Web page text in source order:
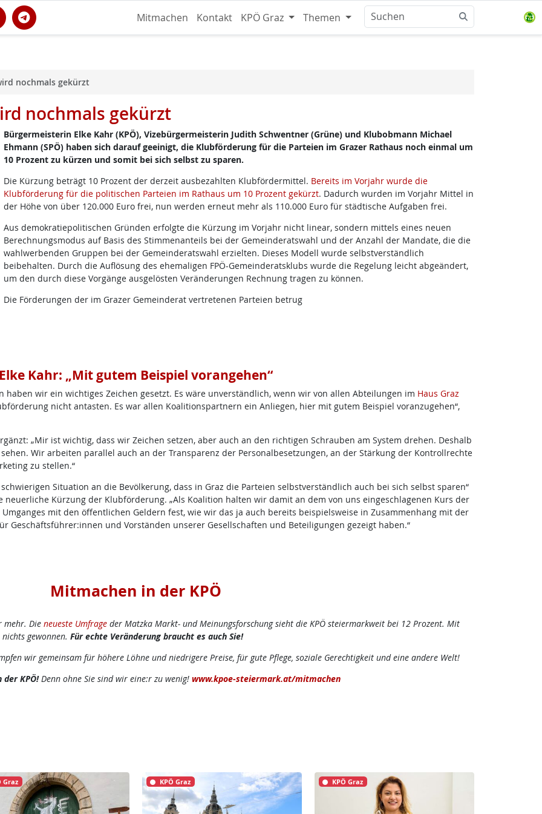
Mitmachen Kontakt KPÖ Graz Themen
nochmals gekürzt
nochmals gekürzt
Bürgermeisterin Elke Kahr (KPÖ), Vizebürgermeisterin Judith Schwentner (Grüne) und Klubobmann Michael
Ehmann (SPÖ) haben sich darauf geeinigt, die Klubförderung für die Parteien im Grazer Rathaus noch einmal um
10 Prozent zu kürzen und somit bei sich selbst zu sparen.
Die Kürzung beträgt 10 Prozent der derzeit ausbezahlten Klubfördermittel. Bereits im Vorjahr wurde die
Klubförderung für die politischen Parteien im Rathaus um 10 Prozent gekürzt. Dadurch wurden im Vorjahr Mittel in
der Höhe von über 120.000 Euro frei, nun werden erneut mehr als 110.000 Euro für städtische Aufgaben frei.
Aus demokratiepolitischen Gründen erfolgte die Kürzung im Vorjahr nicht linear, sondern mittels eines neuen
Berechnungsmodus auf Basis des Stimmenanteils bei der Gemeinderatswahl und der Anzahl der Mandate, die die
wahlwerbenden Gruppen bei der Gemeinderatswahl erzielten. Dieses Modell wurde selbstverständlich
beibehalten. Durch die Auflösung des ehemaligen FPÖ-Gemeinderatsklubs wurde die Regelung leicht abgeändert,
um den durch diese Vorgänge ausgelösten Veränderungen Rechnung tragen zu können.
Die Förderungen der im Grazer Gemeinderat vertretenen Parteien betrug
Kahr: „Mit gutem Beispiel vorangehen“
wir ein wichtiges Zeichen gesetzt. Es wäre unverständlich, wenn wir von allen Abteilungen im Haus Graz
nicht antasten. Es war allen Koalitionspartnern ein Anliegen, hier mit gutem Beispiel voranzugehen“,
„Mir ist wichtig, dass wir Zeichen setzen, aber auch an den richtigen Schrauben am System drehen. Deshalb
Wir arbeiten parallel auch an der Transparenz der Personalbesetzungen, an der Stärkung der Kontrollrechte
zu stellen.“
Situation an die Bevölkerung, dass in Graz die Parteien selbstverständlich auch bei sich selbst sparen“
neuerliche Kürzung der Klubförderung. „Als Koalition halten wir damit an dem von uns eingeschlagenen Kurs der
mit den öffentlichen Geldern fest, wie wir das ja auch bereits beispielsweise in Zusammenhang mit der
Geschäftsführer:innen und Vorständen unserer Gesellschaften und Beteiligungen gezeigt haben.“
Mitmachen in der KPÖ
mehr. Die neueste Umfrageder Matzka Markt- und Meinungsforschung sieht die KPÖ steiermarkweit bei 12 Prozent. Mit
gewonnen. Für echte Veränderung braucht es auch Sie!
wir gemeinsam für höhere Löhne und niedrigere Preise, für gute Pflege, soziale Gerechtigkeit und eine andere Welt!
KPÖ!Denn ohne Sie sind wir eine:r zu wenig! www.kpoe-steiermark.at/mitmachen
Graz KPÖ Graz KPÖ Graz